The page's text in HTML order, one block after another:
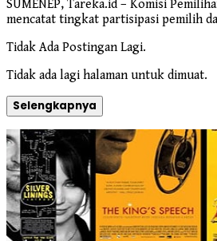
SUMENEP, Tareka.id – Komisi
mencatat tingkat partisipasi pemilih
Tidak Ada Postingan Lagi.
Tidak ada lagi halaman untuk dimuat.
Selengkapnya